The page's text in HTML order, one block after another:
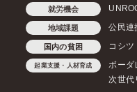
就労機会
地域課題 公民連
国内の貧困 コシツ
起業支援・人材育成
ボーダ
次世代